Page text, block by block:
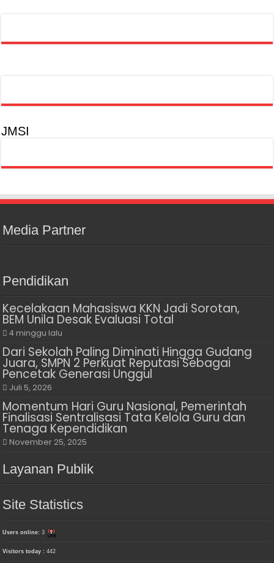
JMSI
Media Partner
Pendidikan
Kecelakaan Mahasiswa KKN Jadi Sorotan,
BEM Unila Desak Evaluasi Total
4 minggu lalu
Dari Sekolah Paling Diminati Hingga Gudang
Juara, SMPN 2 Perkuat Reputasi Sebagai
Pencetak Generasi Unggul
Juli 5, 2026
Momentum Hari Guru Nasional, Pemerintah
Finalisasi Sentralisasi Tata Kelola Guru dan
Tenaga Kependidikan
November 25, 2025
Layanan Publik
Site Statistics
Users online:3
Visitors today :442